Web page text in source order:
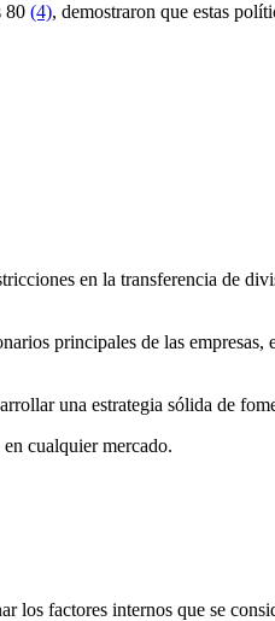
80 (4), demostraron que estas
en la transferencia de
principales de las empresas,
una estrategia sólida de
cualquier mercado.
los factores internos que se